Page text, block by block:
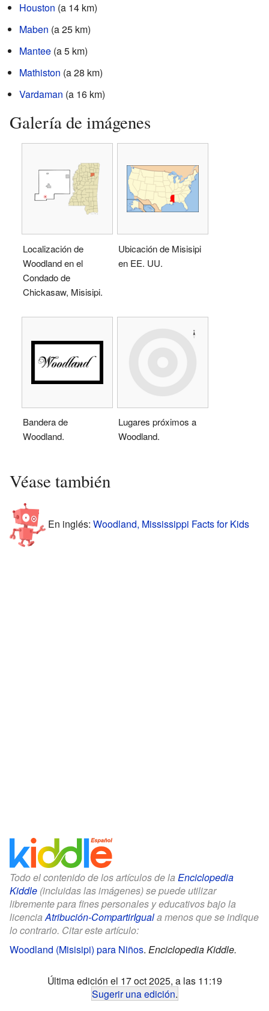
Houston (a 14 km)
Maben (a 25 km)
Mantee (a 5 km)
Mathiston (a 28 km)
Vardaman (a 16 km)
Galería de imágenes
Localización de
Woodland en el
Condado de
Chickasaw, Misisipi.
Ubicación de Misisipi
en EE. UU.
Bandera de
Woodland.
Lugares próximos a
Woodland.
Véase también
En inglés: Woodland, Mississippi Facts for Kids
Todo el contenido de los artículos de la Enciclopedia
Kiddle (incluidas las imágenes) se puede utilizar
libremente para fines personales y educativos bajo la
licenciaAtribución-CompartirIguala menos que se indique
lo contrario. Citar este artículo:
Woodland (Misisipi) para Niños. Enciclopedia Kiddle.
Última edición el 17 oct 2025, a las 11:19
Sugerir una edición.